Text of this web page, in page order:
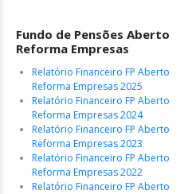
Fundo de Pensões Aberto
Reforma Empresas
Relatório Financeiro FP Aberto
Reforma Empresas 2025
Relatório Financeiro FP Aberto
Reforma Empresas 2024
Relatório Financeiro FP Aberto
Reforma Empresas 2023
Relatório Financeiro FP Aberto
Reforma Empresas 2022
Relatório Financeiro FP Aberto